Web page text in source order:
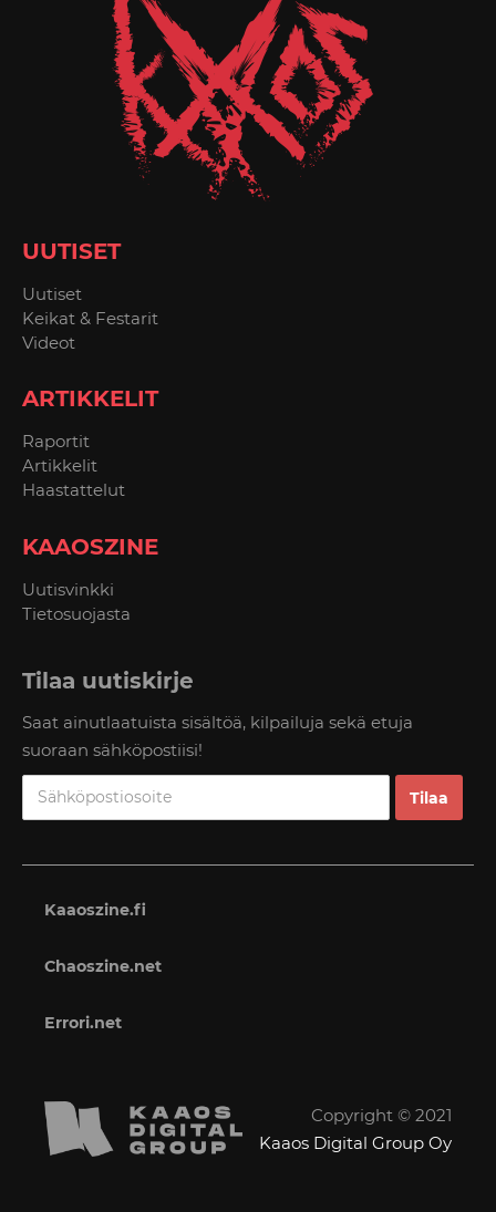
UUTISET
Uutiset
Keikat & Festarit
Videot
ARTIKKELIT
Raportit
Artikkelit
Haastattelut
KAAOSZINE
Uutisvinkki
Tietosuojasta
Tilaa uutiskirje
Saat ainutlaatuista sisältöä, kilpailuja sekä etuja
suoraan sähköpostiisi!
Kaaoszine.fi
Chaoszine.net
Errori.net
Copyright © 2021
Kaaos Digital Group Oy